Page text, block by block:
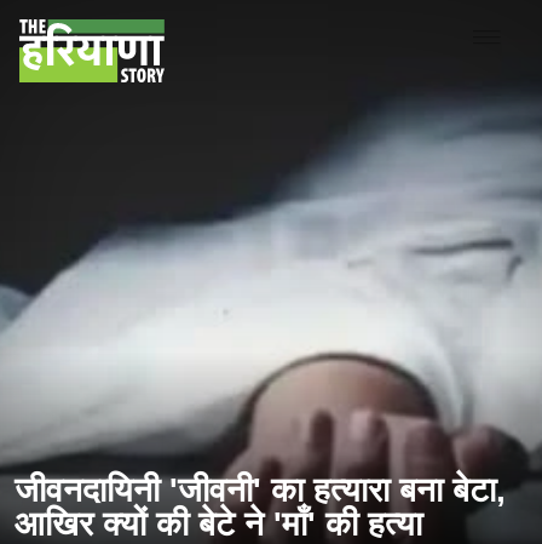
जीवनदायिनी 'जीवनी' का हत्यारा बना बेटा,
आखिर क्यों की बेटे ने 'माँ' की हत्या